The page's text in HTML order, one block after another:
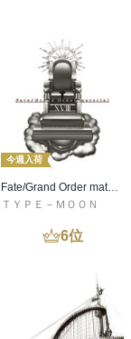
今週入荷
Fate/Grand Order material XVIII
ＴＹＰＥ－ＭＯＯＮ
6位